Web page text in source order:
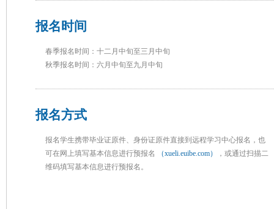
报名时间
春季报名时间：十二月中旬至三月中旬
秋季报名时间：六月中旬至九月中旬
报名方式
报名学生携带毕业证原件、身份证原件直接到远程学习中心报名，也
可在网上填写基本信息进行预报名
（xueli.euibe.com）
，或通过扫描二
维码填写基本信息进行预报名。